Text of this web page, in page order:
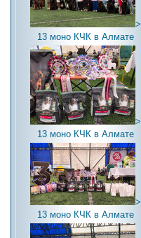
>
13 моно КЧК в Алмате
>
13 моно КЧК в Алмате
>
13 моно КЧК в Алмате